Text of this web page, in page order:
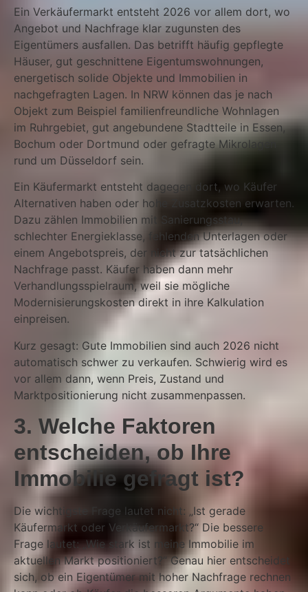
Ein Verkäufermarkt entsteht 2026 vor allem dort, wo
Angebot und Nachfrage klar zugunsten des
Eigentümers ausfallen. Das betrifft häufig gepflegte
Häuser, gut geschnittene Eigentumswohnungen,
energetisch solide Objekte und Immobilien in
nachgefragten Lagen. In NRW können das je nach
Objekt zum Beispiel familienfreundliche Wohnlagen
im Ruhrgebiet, gut angebundene Stadtteile in Essen,
Bochum oder Dortmund oder gefragte Mikrolagen
rund um Düsseldorf sein.
Ein Käufermarkt entsteht dagegen dort, wo Käufer
Alternativen haben oder hohe Zusatzkosten erwarten.
Dazu zählen Immobilien mit Sanierungsstau,
schlechter Energieklasse, fehlenden Unterlagen oder
einem Angebotspreis, der nicht zur tatsächlichen
Nachfrage passt. Käufer haben dann mehr
Verhandlungsspielraum, weil sie mögliche
Modernisierungskosten direkt in ihre Kalkulation
einpreisen.
Kurz gesagt: Gute Immobilien sind auch 2026 nicht
automatisch schwer zu verkaufen. Schwierig wird es
vor allem dann, wenn Preis, Zustand und
Marktpositionierung nicht zusammenpassen.
3. Welche Faktoren
entscheiden, ob Ihre
Immobilie gefragt ist?
Die wichtigste Frage lautet nicht: „Ist gerade
Käufermarkt oder Verkäufermarkt?“ Die bessere
Frage lautet: „Wie stark ist meine Immobilie im
aktuellen Markt positioniert?“ Genau hier entscheidet
sich, ob ein Eigentümer mit hoher Nachfrage rechnen